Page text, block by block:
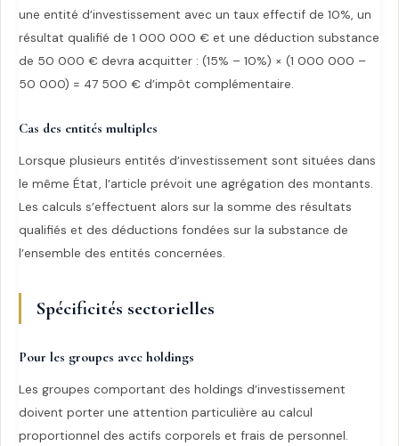
une entité d’investissement avec un taux effectif de 10%, un
résultat qualifié de 1 000 000 € et une déduction substance
de 50 000 € devra acquitter : (15% – 10%) × (1 000 000 –
50 000) = 47 500 € d’impôt complémentaire.
Cas des entités multiples
Lorsque plusieurs entités d’investissement sont situées dans
le même État, l’article prévoit une agrégation des montants.
Les calculs s’effectuent alors sur la somme des résultats
qualifiés et des déductions fondées sur la substance de
l’ensemble des entités concernées.
Spécificités sectorielles
Pour les groupes avec holdings
Les groupes comportant des holdings d’investissement
doivent porter une attention particulière au calcul
proportionnel des actifs corporels et frais de personnel.